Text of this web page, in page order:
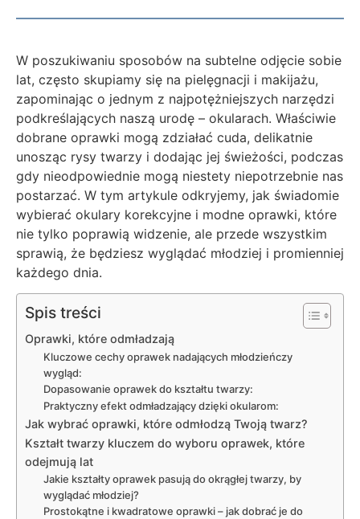
W poszukiwaniu sposobów na subtelne odjęcie sobie
lat, często skupiamy się na pielęgnacji i makijażu,
zapominając o jednym z najpotężniejszych narzędzi
podkreślających naszą urodę – okularach. Właściwie
dobrane oprawki mogą zdziałać cuda, delikatnie
unosząc rysy twarzy i dodając jej świeżości, podczas
gdy nieodpowiednie mogą niestety niepotrzebnie nas
postarzać. W tym artykule odkryjemy, jak świadomie
wybierać okulary korekcyjne i modne oprawki, które
nie tylko poprawią widzenie, ale przede wszystkim
sprawią, że będziesz wyglądać młodziej i promienniej
każdego dnia.
Spis treści
Oprawki, które odmładzają
Kluczowe cechy oprawek nadających młodzieńczy
wygląd:
Dopasowanie oprawek do kształtu twarzy:
Praktyczny efekt odmładzający dzięki okularom:
Jak wybrać oprawki, które odmłodzą Twoją twarz?
Kształt twarzy kluczem do wyboru oprawek, które
odejmują lat
Jakie kształty oprawek pasują do okrągłej twarzy, by
wyglądać młodziej?
Prostokątne i kwadratowe oprawki – jak dobrać je do